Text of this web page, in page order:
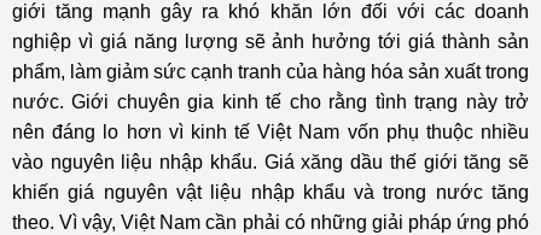
giới tăng mạnh gây ra khó khăn lớn đối với các doanh
nghiệp vì giá năng lượng sẽ ảnh hưởng tới giá thành sản
phẩm, làm giảm sức cạnh tranh của hàng hóa sản xuất trong
nước. Giới chuyên gia kinh tế cho rằng tình trạng này trở
nên đáng lo hơn vì kinh tế Việt Nam vốn phụ thuộc nhiều
vào nguyên liệu nhập khẩu. Giá xăng dầu thế giới tăng sẽ
khiến giá nguyên vật liệu nhập khẩu và trong nước tăng
theo. Vì vậy, Việt Nam cần phải có những giải pháp ứng phó